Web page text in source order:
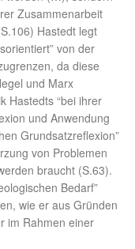
Zusammenarbeit
Hastedt legt
von der
da diese
und Marx
Hastedts “bei ihrer
und Anwendung
Grundsatzreflexion”
von Problemen
braucht (S.63).
Bedarf”
wie er aus Gründen
im Rahmen einer